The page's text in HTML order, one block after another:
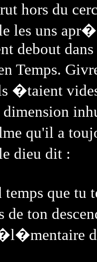
hors du
les uns
debout
�taient
qu'il a
dieu dit :
que
de ton